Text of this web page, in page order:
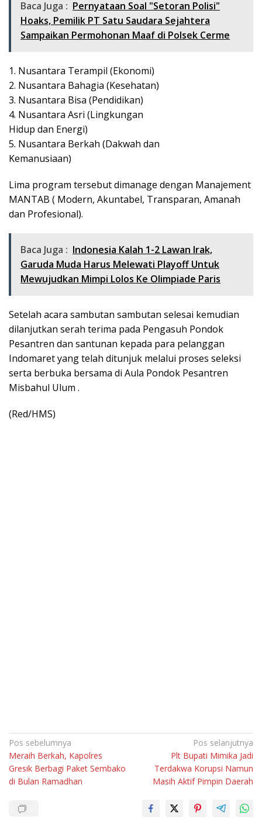
Baca Juga : Pernyataan Soal "Setoran Polisi"
Hoaks, Pemilik PT Satu Saudara Sejahtera
Sampaikan Permohonan Maaf di Polsek Cerme
1. Nusantara Terampil (Ekonomi)
2. Nusantara Bahagia (Kesehatan)
3. Nusantara Bisa (Pendidikan)
4. Nusantara Asri (Lingkungan
Hidup dan Energi)
5. Nusantara Berkah (Dakwah dan
Kemanusiaan)
Lima program tersebut dimanage dengan Manajement
MANTAB ( Modern, Akuntabel, Transparan, Amanah
dan Profesional).
Baca Juga : Indonesia Kalah 1-2 Lawan Irak,
Garuda Muda Harus Melewati Playoff Untuk
Mewujudkan Mimpi Lolos Ke Olimpiade Paris
Setelah acara sambutan sambutan selesai kemudian
dilanjutkan serah terima pada Pengasuh Pondok
Pesantren dan santunan kepada para pelanggan
Indomaret yang telah ditunjuk melalui proses seleksi
serta berbuka bersama di Aula Pondok Pesantren
Misbahul Ulum .
(Red/HMS)
Navigasi
pos
Pos sebelumnya
Meraih Berkah, Kapolres
Gresik Berbagi Paket Sembako
di Bulan Ramadhan
Pos selanjutnya
Plt Bupati Mimika Jadi
Terdakwa Korupsi Namun
Masih Aktif Pimpin Daerah